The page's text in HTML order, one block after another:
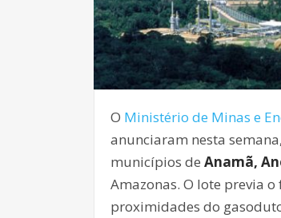
O Ministério de Minas e
anunciaram nesta
municípios de Anamã,
Amazonas. O lote previa
proximidades do